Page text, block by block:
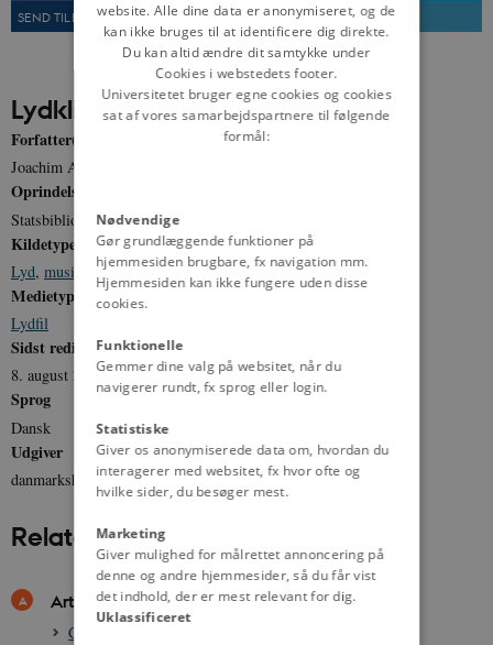
SEND TIL EN VEN
UDSKRIV
Lydklip
Forfatter(e)
Joachim Andersen
Oprindelse
Statsbiblioteket
Kildetype
Lyd, musik
Medietype
Lydfil
Sidst redigeret
8. august 2012
Sprog
Dansk
Udgiver
danmarkshistorien.dk
Relateret indhold
Artikler
Christian 10., 1870-1947
website. Alle dine data er anonymiseret, og de
kan ikke bruges til at identificere dig direkte.
Du kan altid ændre dit samtykke under
Cookies i webstedets footer.
Universitetet bruger egne cookies og cookies
sat af vores samarbejdspartnere til følgende
formål:
Nødvendige
Gør grundlæggende funktioner på
hjemmesiden brugbare, fx navigation mm.
Hjemmesiden kan ikke fungere uden disse
cookies.
Funktionelle
Gemmer dine valg på websitet, når du
navigerer rundt, fx sprog eller login.
Statistiske
Giver os anonymiserede data om, hvordan du
interagerer med websitet, fx hvor ofte og
hvilke sider, du besøger mest.
Marketing
Giver mulighed for målrettet annoncering på
denne og andre hjemmesider, så du får vist
det indhold, der er mest relevant for dig.
Uklassificeret